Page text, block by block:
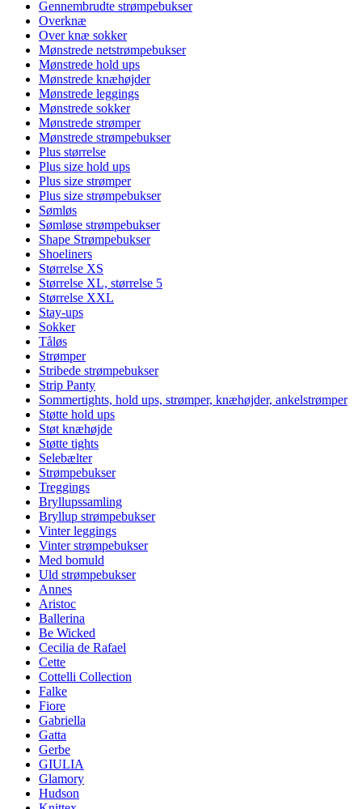
Gennembrudte strømpebukser
Overknæ
Over knæ sokker
Mønstrede netstrømpebukser
Mønstrede hold ups
Mønstrede knæhøjder
Mønstrede leggings
Mønstrede sokker
Mønstrede strømper
Mønstrede strømpebukser
Plus størrelse
Plus size hold ups
Plus size strømper
Plus size strømpebukser
Sømløs
Sømløse strømpebukser
Shape Strømpebukser
Shoeliners
Størrelse XS
Størrelse XL, størrelse 5
Størrelse XXL
Stay-ups
Sokker
Tåløs
Strømper
Stribede strømpebukser
Strip Panty
Sommertights, hold ups, strømper, knæhøjder, ankelstrømper
Støtte hold ups
Støt knæhøjde
Støtte tights
Selebælter
Strømpebukser
Treggings
Bryllupssamling
Bryllup strømpebukser
Vinter leggings
Vinter strømpebukser
Med bomuld
Uld strømpebukser
Annes
Aristoc
Ballerina
Be Wicked
Cecilia de Rafael
Cette
Cottelli Collection
Falke
Fiore
Gabriella
Gatta
Gerbe
GIULIA
Glamory
Hudson